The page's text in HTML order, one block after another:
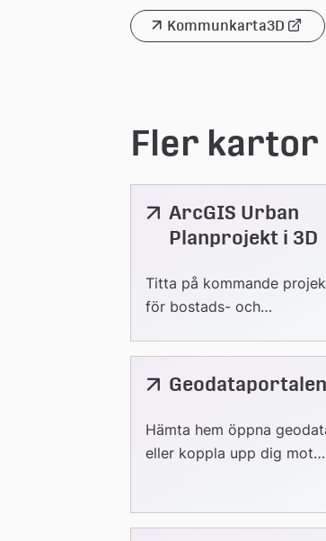
Kommunkarta3D
Länk
Fler kartor
Länk
webbplats
ArcGIS Urban
Planprojekt i 3D
Titta på kommande
för bostads- och
digital 3D tvilling.
Länk
extern
webbplats
Geodataportalen
Hämta hem öppna
eller koppla upp dig mot